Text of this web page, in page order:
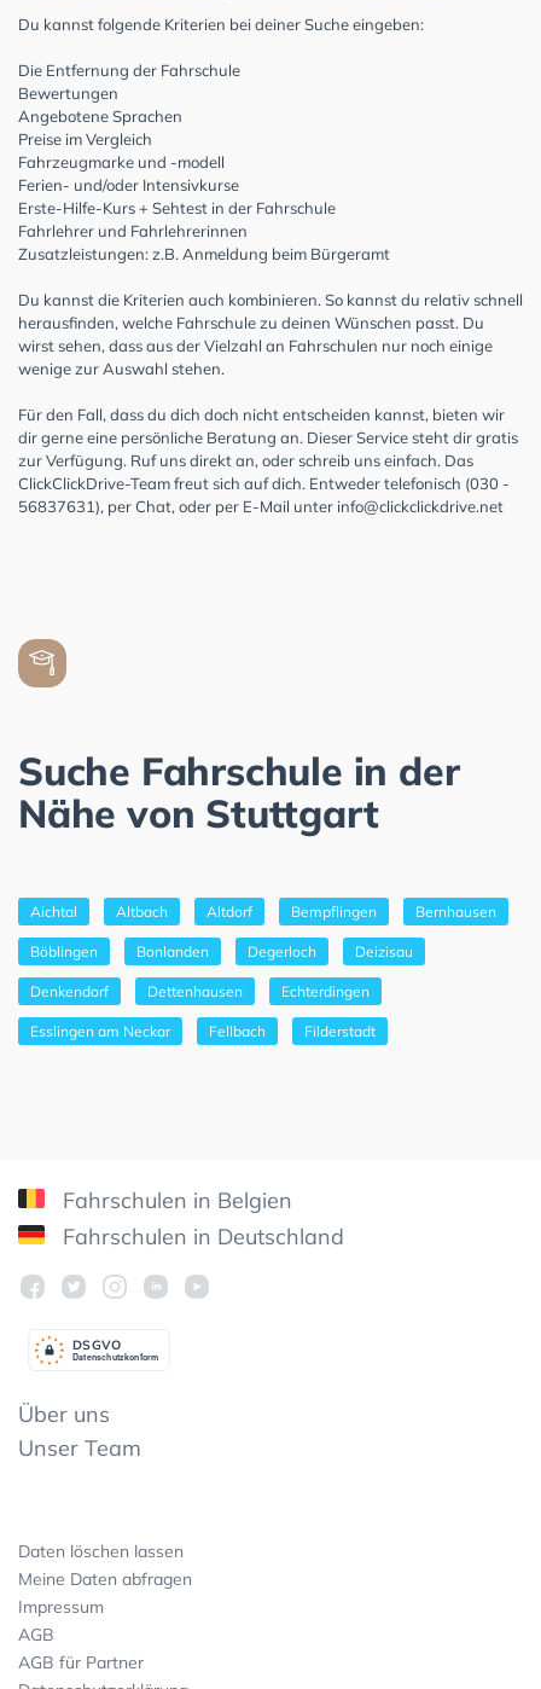
Du kannst folgende Kriterien bei deiner Suche eingeben:
Die Entfernung der Fahrschule
Bewertungen
Angebotene Sprachen
Preise im Vergleich
Fahrzeugmarke und -modell
Ferien- und/oder Intensivkurse
Erste-Hilfe-Kurs + Sehtest in der Fahrschule
Fahrlehrer und Fahrlehrerinnen
Zusatzleistungen: z.B. Anmeldung beim Bürgeramt
Du kannst die Kriterien auch kombinieren. So kannst du relativ schnell
herausfinden, welche Fahrschule zu deinen Wünschen passt. Du
wirst sehen, dass aus der Vielzahl an Fahrschulen nur noch einige
wenige zur Auswahl stehen.
Für den Fall, dass du dich doch nicht entscheiden kannst, bieten wir
dir gerne eine persönliche Beratung an. Dieser Service steht dir gratis
zur Verfügung. Ruf uns direkt an, oder schreib uns einfach. Das
ClickClickDrive-Team freut sich auf dich. Entweder telefonisch (030 -
56837631), per Chat, oder per E-Mail unter info@clickclickdrive.net
Suche Fahrschule in der
Nähe von Stuttgart
Aichtal Altbach Altdorf Bempflingen Bernhausen
Böblingen Bonlanden Degerloch Deizisau
Denkendorf Dettenhausen Echterdingen
Esslingen am Neckar Fellbach Filderstadt
Fahrschulen in Belgien
Fahrschulen in Deutschland
Datenschutzkonform
DSGVO
Über uns
Unser Team
Daten löschen lassen
Meine Daten abfragen
Impressum
AGB
AGB für Partner